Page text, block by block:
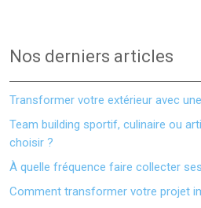
Nos derniers articles
Transformer votre extérieur avec
Team building sportif, culinaire ou
choisir ?
À quelle fréquence faire collecter
Comment transformer votre projet